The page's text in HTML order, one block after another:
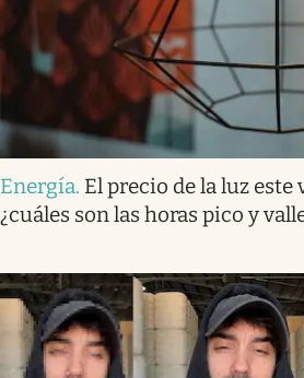
Energía. El precio de la luz este
¿cuáles son las horas pico y